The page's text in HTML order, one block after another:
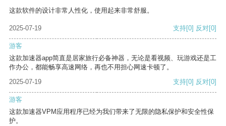
这款软件的设计非常人性化，使用起来非常舒服。
2025-07-19 支持[0] 反对[0]
游客
这款加速器app简直是居家旅行必备神器，无论是看视频、玩游戏还是工
作办公，都能畅享高速网络，再也不用担心网速卡顿了。
2025-07-19
支持[0] 反对[0]
游客
这款加速器VPM应用程序已经为我们带来了无限的隐私保护和安全性保
护。